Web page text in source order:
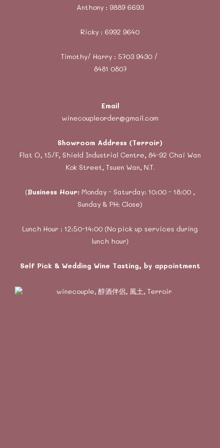
Anthony : 9889 6693
Ricky : 6992 9640
Timothy/ Harry : 5703 9430 /
8481 0807
Email
winecoupleorder@gmail.com
Showroom Address (Terroir)
Flat O, 15/F, Shield Industrial Centre, 84-92 Chai Wan
Kok Street, Tsuen Wan, N.T.
(Business Hour: Monday - Saturday: 10:00 - 18:00 ,
Sunday & PH: Close)
Lunch Hour : 12:50-14:00 (No pick up services during
lunch hour)
Self Pick & Wedding Wine Tasting, by appointment